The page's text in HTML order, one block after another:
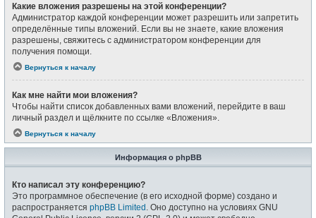
Какие вложения разрешены на этой конференции?
Администратор каждой конференции может разрешить или запретить
определённые типы вложений. Если вы не знаете, какие вложения
разрешены, свяжитесь с администратором конференции для
получения помощи.
Вернуться к началу
Как мне найти мои вложения?
Чтобы найти список добавленных вами вложений, перейдите в ваш
личный раздел и щёлкните по ссылке «Вложения».
Вернуться к началу
Информация о phpBB
Кто написал эту конференцию?
Это программное обеспечение (в его исходной форме) создано и
распространяется phpBB Limited . Оно доступно на условиях GNU